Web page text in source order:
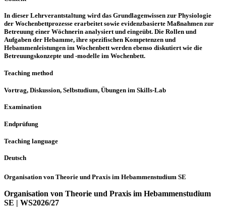
In dieser Lehrverantstaltung wird das Grundlagenwissen zur Physiologie
der Wochenbettprozesse erarbeitet sowie evidenzbasierte Maßnahmen zur
Betreuung einer Wöchnerin analysiert und eingeübt. Die Rollen und
Aufgaben der Hebamme, ihre spezifischen Kompetenzen und
Hebammenleistungen im Wochenbett werden ebenso diskutiert wie die
Betreuungskonzepte und -modelle im Wochenbett.
Teaching method
Vortrag, Diskussion, Selbstudium, Übungen im Skills-Lab
Examination
Endprüfung
Teaching language
Deutsch
Organisation von Theorie und Praxis im Hebammenstudium SE
Organisation von Theorie und Praxis im Hebammenstudium
SE | WS2026/27